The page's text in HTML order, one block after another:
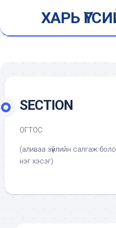
content
ХАРЬ
SECTION
ОГТОС
(аливаа зүйлийн салгаж
нэг хэсэг)